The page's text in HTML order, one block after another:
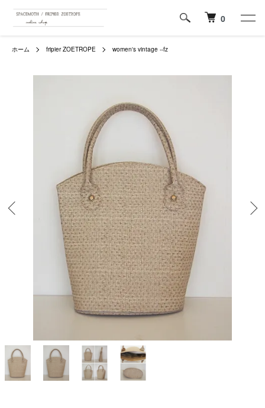
0
ホーム fripier ZOETROPE women's vintage --fz